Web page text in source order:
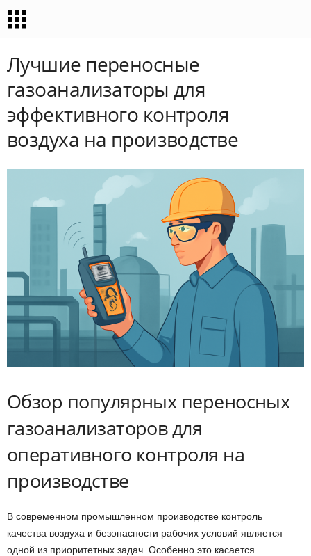
Лучшие переносные
газоанализаторы для
эффективного контроля
воздуха на производстве
Обзор популярных переносных
газоанализаторов для
оперативного контроля на
производстве
В современном промышленном производстве контроль
качества воздуха и безопасности рабочих условий является
одной из приоритетных задач. Особенно это касается